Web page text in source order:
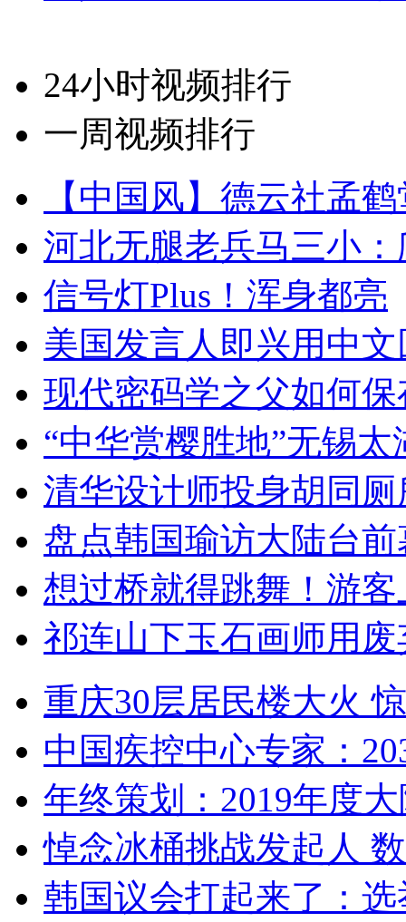
24小时视频排行
一周视频排行
【中国风】德云社孟
河北无腿老兵马三小
信号灯Plus！浑身都亮
美国发言人即兴用中
现代密码学之父如何
“中华赏樱胜地”无锡
清华设计师投身胡同
盘点韩国瑜访大陆台
想过桥就得跳舞！游客
祁连山下玉石画师用
重庆30层居民楼大火
中国疾控中心专家：
年终策划：2019年度
悼念冰桶挑战发起人
韩国议会打起来了：